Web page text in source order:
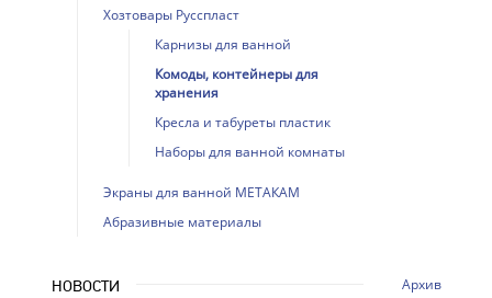
Хозтовары Русспласт
Карнизы для ванной
Комоды, контейнеры для
хранения
Кресла и табуреты пластик
Наборы для ванной комнаты
Экраны для ванной МЕТАКАМ
Абразивные материалы
НОВОСТИ Архив